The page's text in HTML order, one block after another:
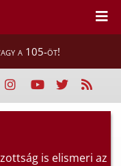
a 105-öt!
is elismeri az